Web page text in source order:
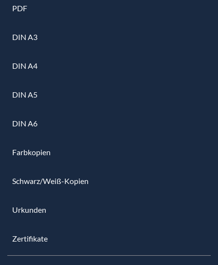
PDF
DIN A3
DIN A4
DIN A5
DIN A6
Farbkopien
Schwarz/Weiß-Kopien
Urkunden
Zertifikate